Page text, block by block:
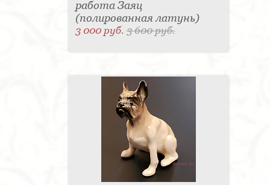
работа Заяц
(полированная латунь)
3 000 руб.3 600 руб.